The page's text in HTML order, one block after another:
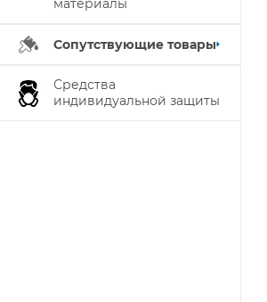
материалы
Сопутствующие товары
Средства
индивидуальной защиты